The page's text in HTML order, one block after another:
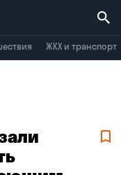
ЖКХ и транспорт